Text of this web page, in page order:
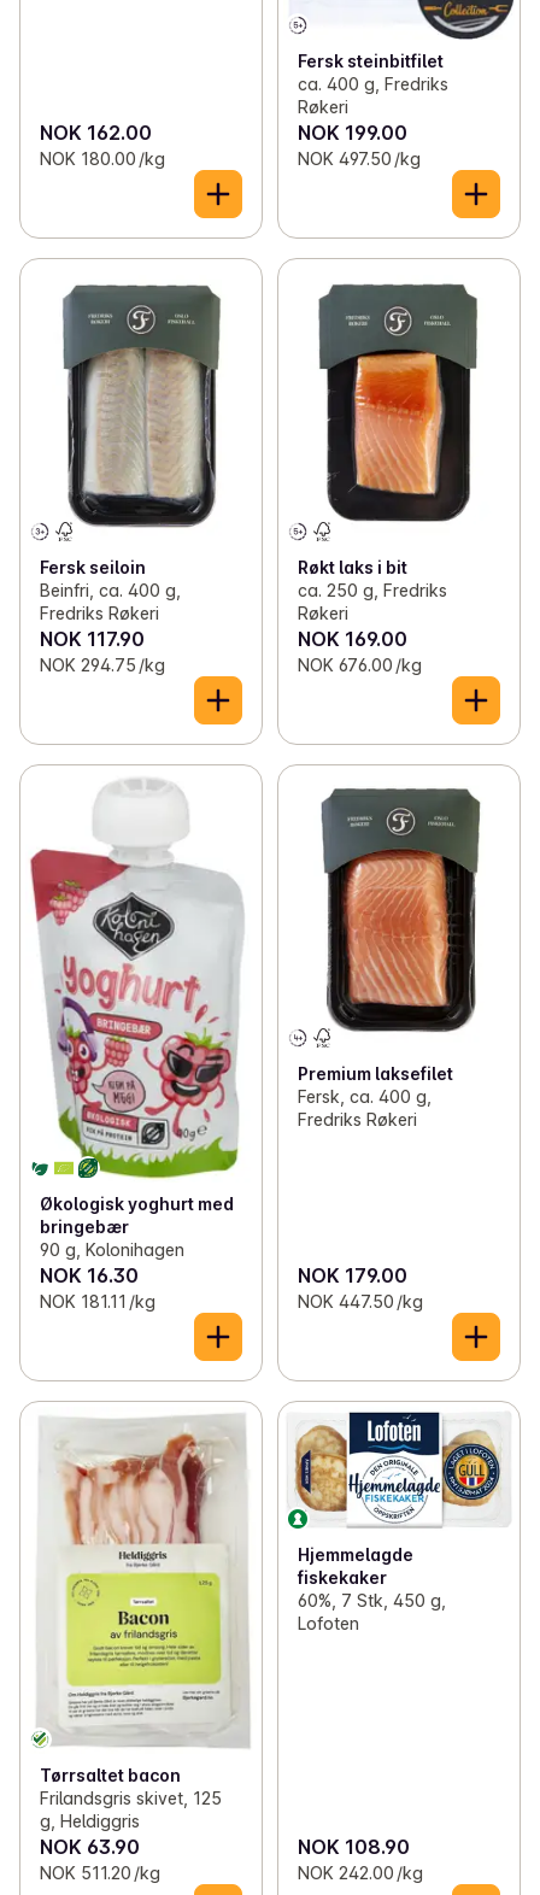
NOK 162.00
NOK 180.00 /kg
Fersk steinbitfilet
ca. 400 g, Fredriks
Røkeri
NOK 199.00
NOK 497.50 /kg
Fersk seiloin
Beinfri, ca. 400 g,
Fredriks Røkeri
NOK 117.90
NOK 294.75 /kg
Røkt laks i bit
ca. 250 g, Fredriks
Røkeri
NOK 169.00
NOK 676.00 /kg
Økologisk yoghurt med
bringebær
90 g, Kolonihagen
NOK 16.30
NOK 181.11 /kg
Premium laksefilet
Fersk, ca. 400 g,
Fredriks Røkeri
NOK 179.00
NOK 447.50 /kg
Tørrsaltet bacon
Frilandsgris skivet, 125
g, Heldiggris
NOK 63.90
NOK 511.20 /kg
Hjemmelagde
fiskekaker
60%, 7 Stk, 450 g,
Lofoten
NOK 108.90
NOK 242.00 /kg